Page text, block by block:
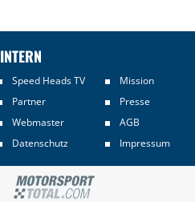
INTERN
Speed Heads TV
Mission
Partner
Presse
Webmaster
AGB
Datenschutz
Impressum